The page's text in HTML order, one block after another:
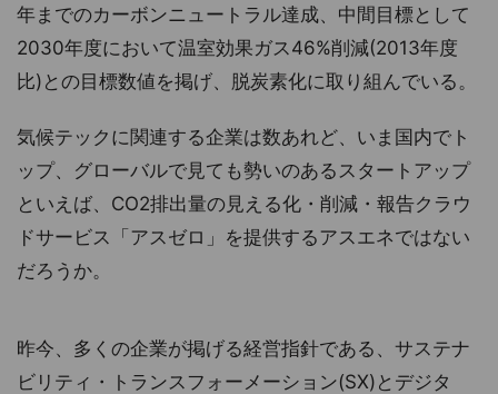
年までのカーボンニュートラル達成、中間目標として
2030年度において温室効果ガス46%削減(2013年度
比)との目標数値を掲げ、脱炭素化に取り組んでいる。
気候テックに関連する企業は数あれど、いま国内でト
ップ、グローバルで見ても勢いのあるスタートアップ
といえば、CO2排出量の見える化・削減・報告クラウ
ドサービス「アスゼロ」を提供するアスエネではない
だろうか。
昨今、多くの企業が掲げる経営指針である、サステナ
ビリティ・トランスフォーメーション(SX)とデジタ